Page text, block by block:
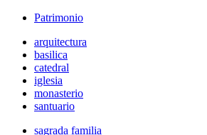
Patrimonio
arquitectura
basilica
catedral
iglesia
monasterio
santuario
sagrada familia